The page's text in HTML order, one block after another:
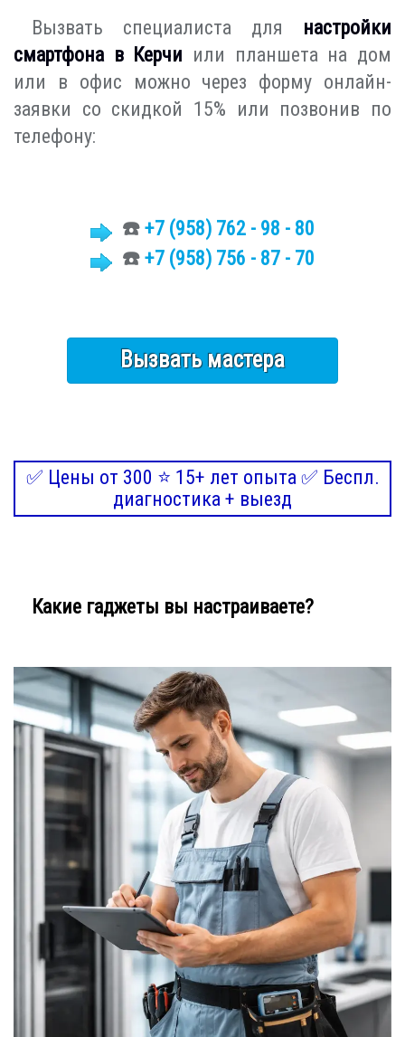
Вызвать специалиста для настройки
смартфона в Керчи или планшета на дом
или в офис можно через форму онлайн-
заявки со скидкой 15% или позвонив по
телефону:
☎️ +7 (958) 762 - 98 - 80
☎️ +7 (958) 756 - 87 - 70
Вызвать мастера
✅ Цены от 300 ⭐ 15+ лет опыта ✅ Беспл.
диагностика + выезд
Какие гаджеты вы настраиваете?